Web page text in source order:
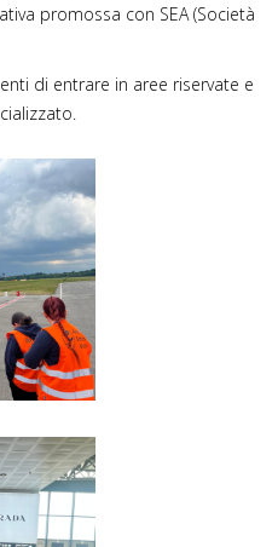
promossa con SEA (Società
di entrare in aree riservate e